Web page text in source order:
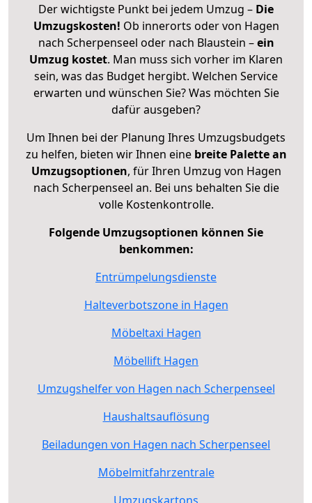
Der wichtigste Punkt bei jedem Umzug – Die
Umzugskosten! Ob innerorts oder von Hagen
nach Scherpenseel oder nach Blaustein –ein
Umzug kostet. Man muss sich vorher im Klaren
sein, was das Budget hergibt. Welchen Service
erwarten und wünschen Sie? Was möchten Sie
dafür ausgeben?
Um Ihnen bei der Planung Ihres Umzugsbudgets
zu helfen, bieten wir Ihnen eine breite Palette an
Umzugsoptionen, für Ihren Umzug von Hagen
nach Scherpenseel an. Bei uns behalten Sie die
volle Kostenkontrolle.
Folgende Umzugsoptionen können Sie
benkommen:
Entrümpelungsdienste
Halteverbotszone in Hagen
Möbeltaxi Hagen
Möbellift Hagen
Umzugshelfer von Hagen nach Scherpenseel
Haushaltsauflösung
Beiladungen von Hagen nach Scherpenseel
Möbelmitfahrzentrale